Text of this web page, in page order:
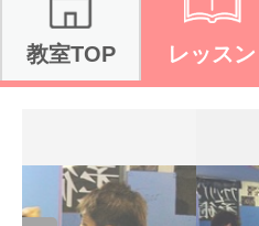
教室TOP レッスン